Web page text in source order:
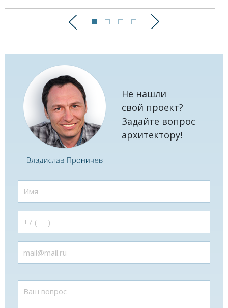
Предыдущий Следующий
Не нашли
свой проект?
Задайте вопрос
архитектору!